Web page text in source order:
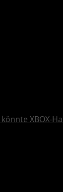
könnte XBOX-